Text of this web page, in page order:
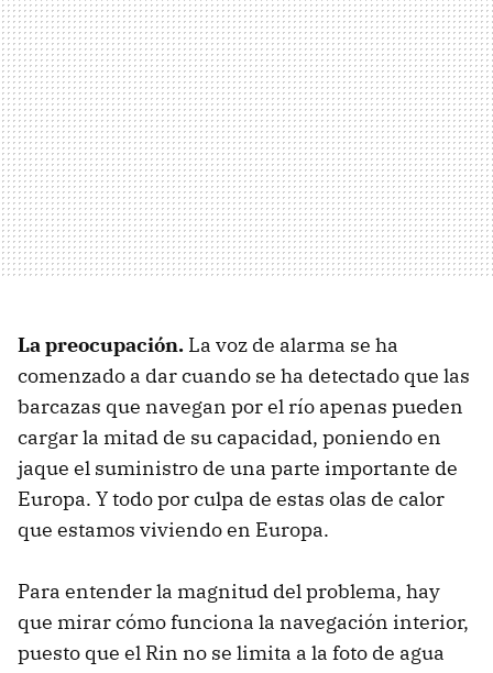
La preocupación. La voz de alarma se ha
comenzado a dar cuando se ha detectado que las
barcazas que navegan por el río apenas pueden
cargar la mitad de su capacidad, poniendo en
jaque el suministro de una parte importante de
Europa. Y todo por culpa de estas olas de calor
que estamos viviendo en Europa.
Para entender la magnitud del problema, hay
que mirar cómo funciona la navegación interior,
puesto que el Rin no se limita a la foto de agua